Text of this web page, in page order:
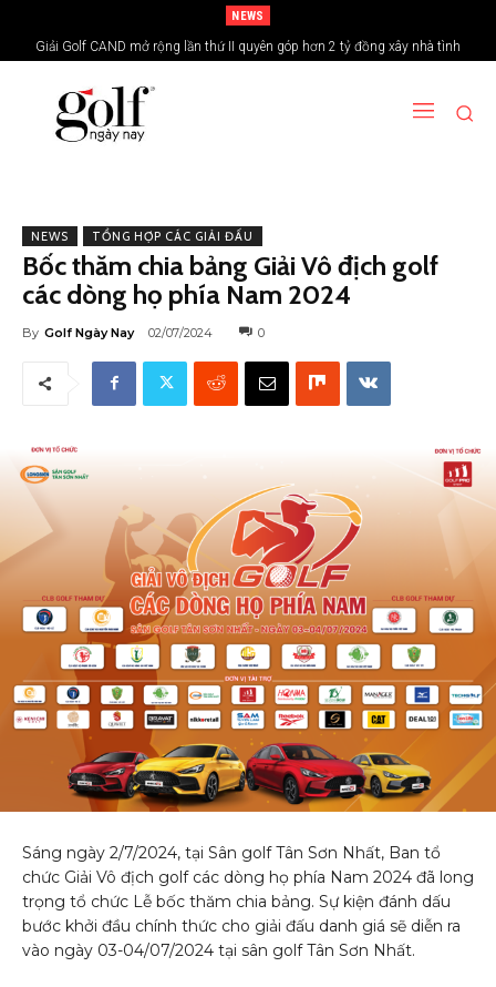
NEWS
Giải Golf CAND mở rộng lần thứ II quyên góp hơn 2 tỷ đồng xây nhà tình
nghĩa vùng biên giới
NEWS TỔNG HỢP CÁC GIẢI ĐẤU
Bốc thăm chia bảng Giải Vô địch golf
các dòng họ phía Nam 2024
By Golf Ngày Nay 02/07/2024 0
Sáng ngày 2/7/2024, tại Sân golf Tân Sơn Nhất, Ban tổ
chức Giải Vô địch golf các dòng họ phía Nam 2024 đã long
trọng tổ chức Lễ bốc thăm chia bảng. Sự kiện đánh dấu
bước khởi đầu chính thức cho giải đấu danh giá sẽ diễn ra
vào ngày 03-04/07/2024 tại sân golf Tân Sơn Nhất.